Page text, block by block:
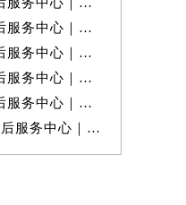
6、重庆萧邦官方售后服务中心｜完整热线电话与网点地址权威信息公示（20
7、重庆萧邦官方售后服务中心｜官方地址及24小时客服电话权威信息公示
8、重庆萧邦官方售后服务中心｜全新地址与售后热线权威信息公示（2026年
9、重庆萧邦官方售后服务中心｜最新电话与详细地址权威信息公示（2026年
10、重庆萧邦官方售后服务中心｜全新热线和详细维修地址权威信息公示（20